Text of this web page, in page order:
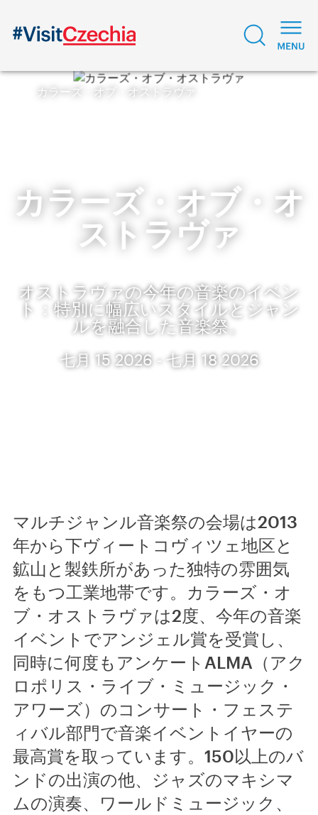
カラーズ・オブ・オストラヴァ
カラーズ・オブ・オ
ストラヴァ
オストラヴァの今年の音楽のイベン
ト：特別に幅広いスタイルとジャン
ルを融合した音楽祭。
七月 15 2026 - 七月 18 2026
マルチジャンル音楽祭の会場は2013
年から下ヴィートコヴィツェ地区と
鉱山と製鉄所があった独特の雰囲気
をもつ工業地帯です。カラーズ・オ
ブ・オストラヴァは2度、今年の音楽
イベントでアンジェル賞を受賞し、
同時に何度もアンケートALMA（アク
ロポリス・ライブ・ミュージック・
アワーズ）のコンサート・フェステ
ィバル部門で音楽イベントイヤーの
最高賞を取っています。150以上のバ
ンドの出演の他、ジャズのマキシマ
ムの演奏、ワールドミュージック、